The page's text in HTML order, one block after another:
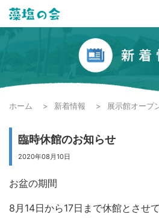
ホーム 新着情報 展示館オープ
臨時休館のお知らせ
2020年08月10日
お盆の期間
8月14日から17日まで休館とさせ